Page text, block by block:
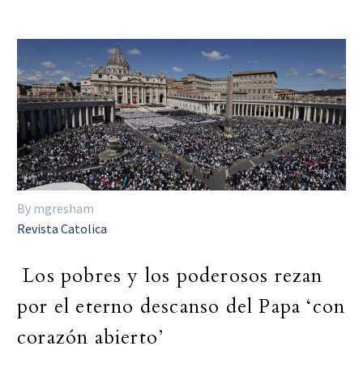
By mgresham
Revista Catolica
Los pobres y los poderosos rezan
por el eterno descanso del Papa ‘con
corazón abierto’